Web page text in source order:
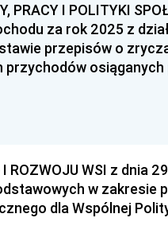
PRACY I POLITYKI
za rok 2025 z
przepisów o
ROZWOJU WSI z dnia
w zakresie
dla Wspólnej